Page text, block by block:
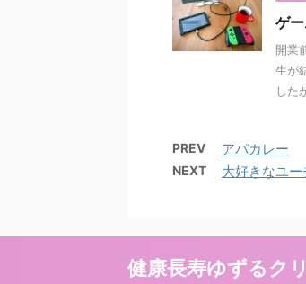
ゲ
開業
生が
した
PREV アパカレー
NEXT 大好きなユ
健康長寿ゆずるク